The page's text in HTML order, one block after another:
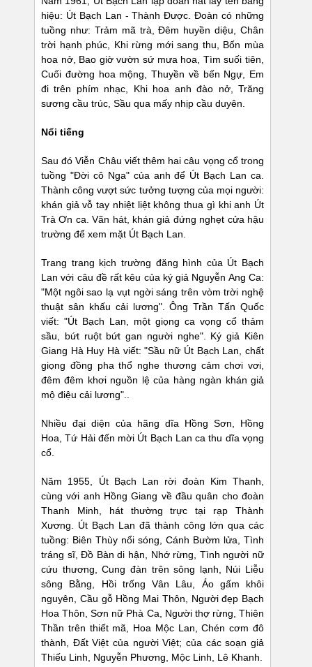
hiệu: Út Bạch Lan - Thành Được. Đoàn có những
tuồng như: Trảm mã trà, Đêm huyền diệu, Chân
trời hạnh phúc, Khi rừng mới sang thu, Bốn mùa
hoa nở, Bao giờ vườn sứ mưa hoa, Tìm suối tiên,
Cuối đường hoa mộng, Thuyền về bến Ngự, Em
đi trên phím nhạc, Khi hoa anh đào nở, Trăng
sương cầu trúc, Sầu qua mấy nhịp cầu duyên.
Nổi tiếng
Sau đó Viễn Châu viết thêm hai câu vọng cổ trong
tuồng "Đời cô Nga" của anh để Út Bạch Lan ca.
Thành công vượt sức tưởng tượng của mọi người:
khán giả vỗ tay nhiệt liệt không thua gì khi anh Út
Trà Ơn ca. Vãn hát, khán giả đứng nghẹt cửa hậu
trường để xem mặt Út Bạch Lan.
Trang trang kịch trường đăng hình của Út Bạch
Lan với câu đề rất kêu của ký giả Nguyễn Ang Ca:
"Một ngôi sao lạ vụt ngời sáng trên vòm trời nghệ
thuật sân khấu cải lương". Ông Trần Tấn Quốc
viết: "Út Bạch Lan, một giọng ca vọng cổ thảm
sầu, bứt ruột bứt gan người nghe". Ký giả Kiên
Giang Hà Huy Hà viết: "Sầu nữ Út Bạch Lan, chất
giọng đồng pha thổ nghe thương cảm chơi vơi,
đêm đêm khơi nguồn lệ của hàng ngàn khán giả
mộ điệu cải lương"..
Nhiều đại diện của hãng dĩa Hồng Sơn, Hồng
Hoa, Tứ Hải đến mời Út Bạch Lan ca thu dĩa vọng
cổ.
Năm 1955, Út Bạch Lan rời đoàn Kim Thanh,
cùng với anh Hồng Giang về đầu quân cho đoàn
Thanh Minh, hát thường trực tại rạp Thành
Xương. Út Bạch Lan đã thành công lớn qua các
tuồng: Biên Thùy nổi sóng, Cánh Bườm lửa, Tình
tráng sĩ, Đồ Bàn di hận, Nhớ rừng, Tình người nữ
cứu thương, Cung đàn trên sông lạnh, Núi Liễu
sông Bằng, Hồi trống Vân Lâu, Áo gấm khôi
nguyên, Cầu gỗ Hồng Mai Thôn, Người đẹp Bạch
Hoa Thôn, Sơn nữ Phà Ca, Người thợ rừng, Thiên
Thần trên thiết mã, Hoa Mộc Lan, Chén cơm đô
thành, Đất Việt của người Việt; của các soạn giả
Thiếu Linh, Nguyễn Phương, Mộc Linh, Lê Khanh.